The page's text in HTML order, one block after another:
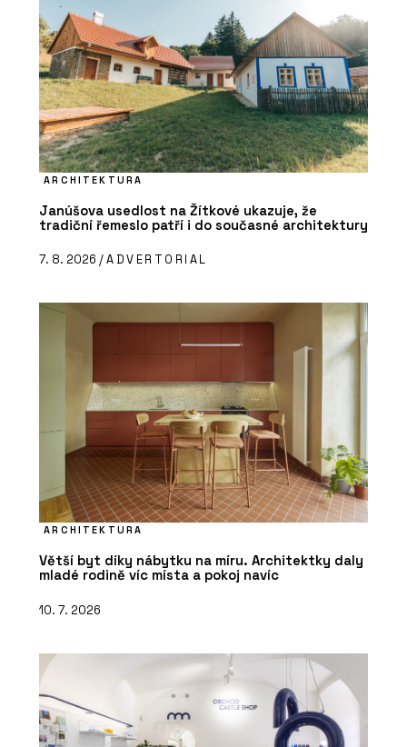
ARCHITEKTURA
Janúšova usedlost na Žítkové ukazuje, že
tradiční řemeslo patří i do současné architektury
7. 8. 2026 /ADVERTORIAL
ARCHITEKTURA
Větší byt díky nábytku na míru. Architektky daly
mladé rodině víc místa a pokoj navíc
10. 7. 2026